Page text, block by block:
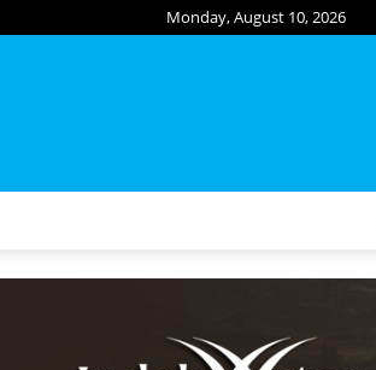
Monday, August 10, 2026